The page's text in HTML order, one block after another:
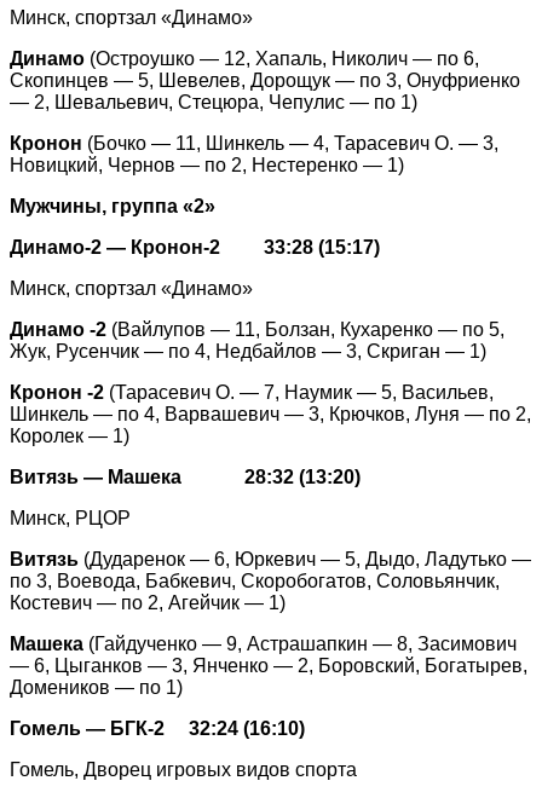
Минск, спортзал «Динамо»
Динамо (Остроушко — 12, Хапаль, Николич — по 6,
Скопинцев — 5, Шевелев, Дорощук — по 3, Онуфриенко
— 2, Шевальевич, Стецюра, Чепулис — по 1)
Кронон (Бочко — 11, Шинкель — 4, Тарасевич О. — 3,
Новицкий, Чернов — по 2, Нестеренко — 1)
Мужчины, группа «2»
Динамо-2 — Кронон-2 33:28 (15:17)
Минск, спортзал «Динамо»
Динамо -2 (Вайлупов — 11, Болзан, Кухаренко — по 5,
Жук, Русенчик — по 4, Недбайлов — 3, Скриган — 1)
Кронон -2 (Тарасевич О. — 7, Наумик — 5, Васильев,
Шинкель — по 4, Варвашевич — 3, Крючков, Луня — по 2,
Королек — 1)
Витязь — Машека 28:32 (13:20)
Минск, РЦОР
Витязь (Дударенок — 6, Юркевич — 5, Дыдо, Ладутько —
по 3, Воевода, Бабкевич, Скоробогатов, Соловьянчик,
Костевич — по 2, Агейчик — 1)
Машека (Гайдученко — 9, Астрашапкин — 8, Засимович
— 6, Цыганков — 3, Янченко — 2, Боровский, Богатырев,
Домеников — по 1)
Гомель — БГК-2 32:24 (16:10)
Гомель, Дворец игровых видов спорта